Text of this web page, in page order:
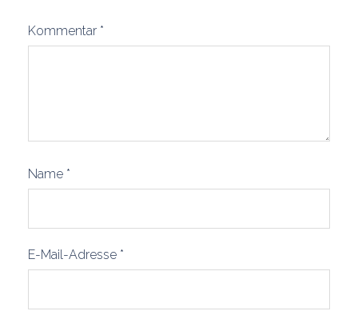
Kommentar *
Name *
E-Mail-Adresse *